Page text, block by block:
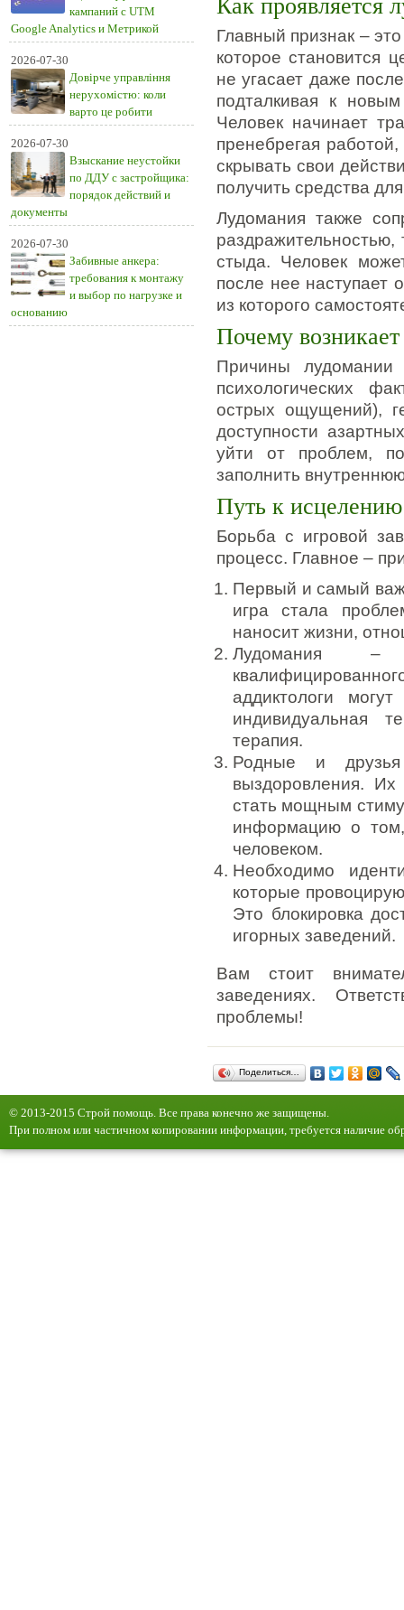
кампаний с UTM
Google Analytics и Метрикой
2026-07-30
Довірче управління
нерухомістю: коли
варто це робити
2026-07-30
Взыскание неустойки
по ДДУ с застройщика:
порядок действий и
документы
2026-07-30
Забивные анкера:
требования к монтажу
и выбор по нагрузке и
основанию
Как проявляется
Главный признак –
которое становится
не угасает даже
подталкивая к
Человек начинает
пренебрегая
скрывать свои
получить средства
Лудомания также
стыда. Человек
после нее наступает
из которого
Почему
Причины лудомании
психологических
острых ощущений),
доступности
уйти от проблем,
заполнить
Путь к исцелению
Борьба с игровой
процесс. Главное –
Первый и самый
игра стала
наносит жизни,
Лудомания –
аддиктологи
индивидуальная
терапия.
Родные и
выздоровления.
стать мощным
информацию о
человеком.
Необходимо
которые
Это блокировка
игорных заведений.
Вам стоит
заведениях.
проблемы!
Поделиться…
© 2013-2015 Строй помощь. Все права конечно же защищены.
При полном или частичном копировании информации, требуется наличие